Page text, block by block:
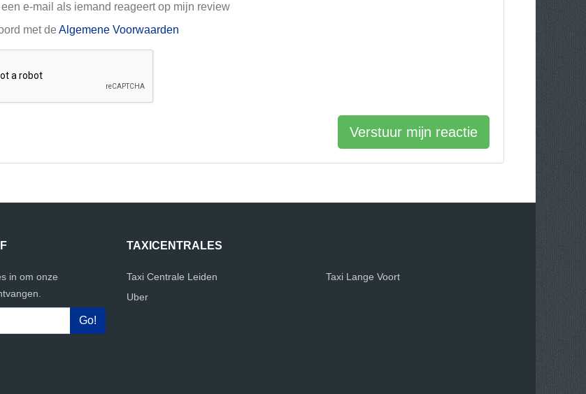
e-mail als iemand reageert op mijn review
met de Algemene Voorwaarden
Verstuur mijn reactie
in om onze
TAXICENTRALES
Taxi Centrale Leiden
Uber
Taxi Lange Voort